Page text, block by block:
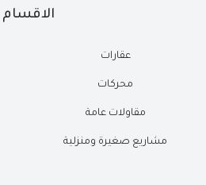
الاقسام
عقارات
محركات
مقاولات عامة
مشاريع صغيرة ومنزلية